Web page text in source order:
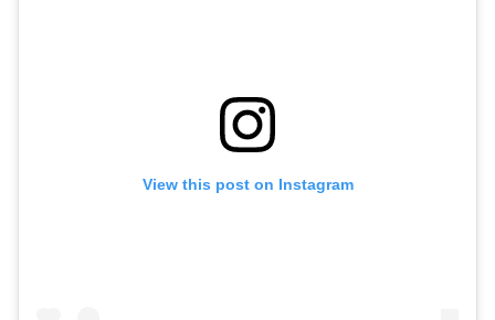
View this post on Instagram